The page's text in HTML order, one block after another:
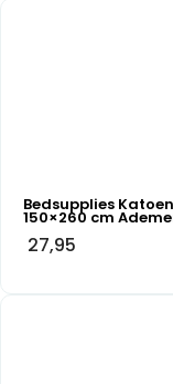
Bedsupplies
150×260 cm
27,95